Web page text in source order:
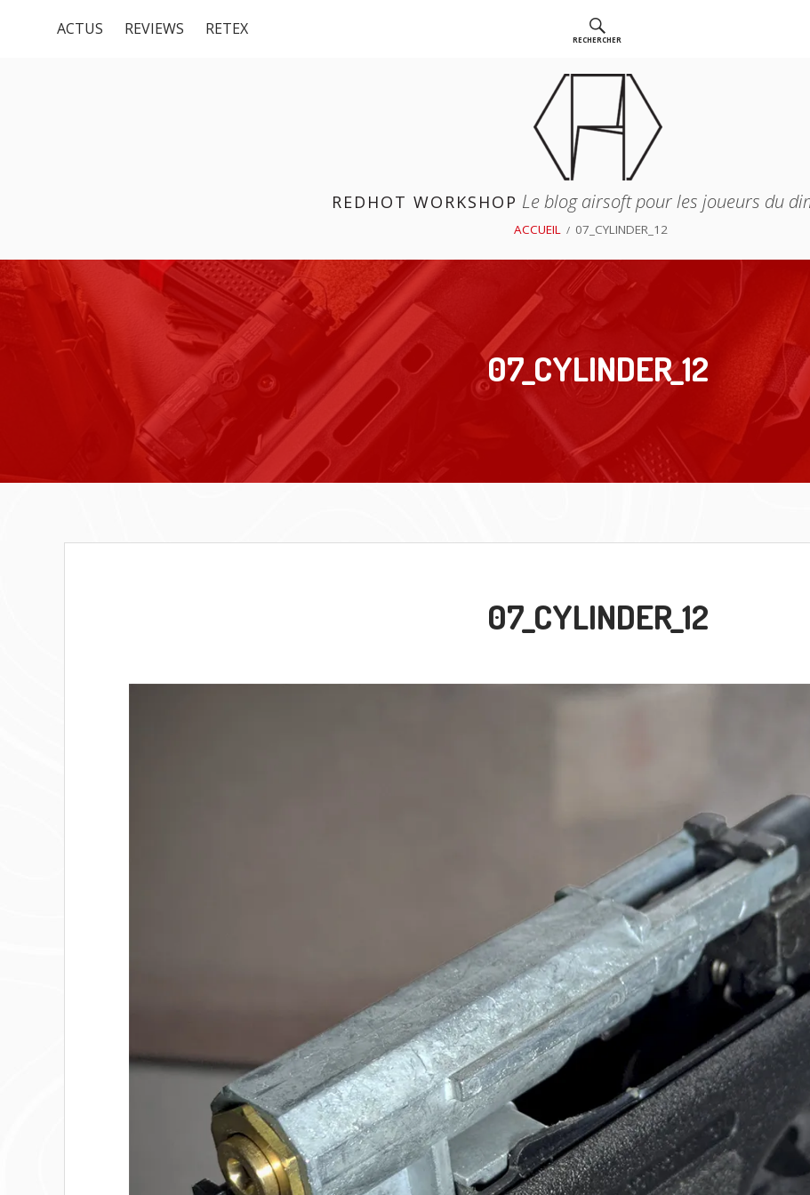
RECHERCHER
MenuACTUS REVIEWS RETEX
REDHOT WORKSHOP Le blog airsoft pour les joueurs du
D'ARIANE
ACCUEIL 07_CYLINDER_12
07_CYLINDER_12
07_CYLINDER_12